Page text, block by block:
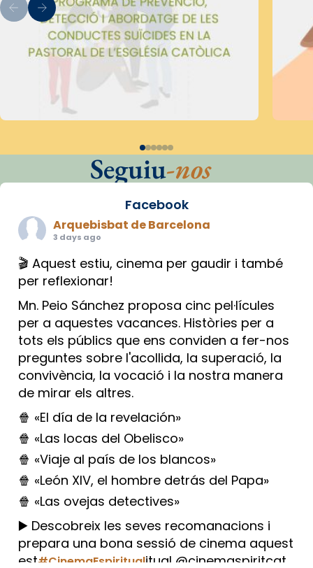
Seguiu-nos
Facebook
Arquebisbat de Barcelona
3 days ago
🎬 Aquest estiu, cinema per gaudir i també
per reflexionar!
Mn. Peio Sánchez proposa cinc pel·lícules
per a aquestes vacances. Històries per a
tots els públics que ens conviden a fer-nos
preguntes sobre l'acollida, la superació, la
convivència, la vocació i la nostra manera
de mirar els altres.
🍿 «El día de la revelación»
🍿 «Las locas del Obelisco»
🍿 «Viaje al país de los blancos»
🍿 «León XIV, el hombre detrás del Papa»
🍿 «Las ovejas detectives»
▶️ Descobreix les seves recomanacions i
prepara una bona sessió de cinema aquest
est#CinemaEspiritualitual @cinemaspiritcat